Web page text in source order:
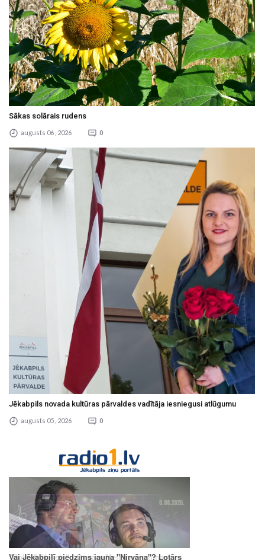
Sākas solārais rudens
augusts 06 , 2026 0
Jēkabpils novada kultūras pārvaldes vadītāja iesniegusi atlūgumu
augusts 05 , 2026 0